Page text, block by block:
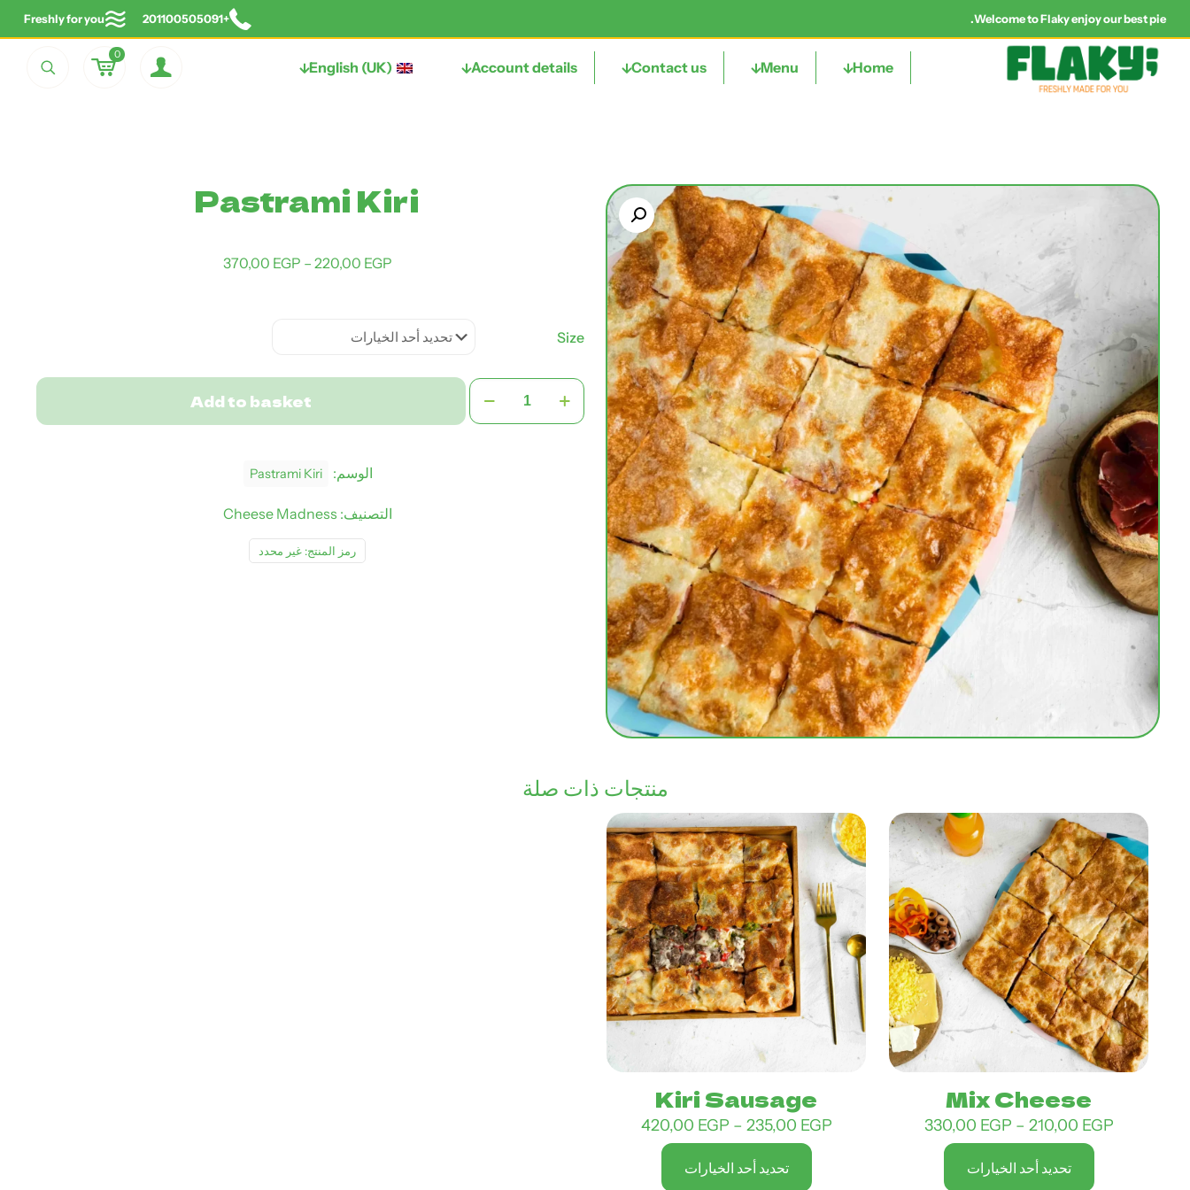
Welcome to Flaky enjoy our best pie.
+201100505091
Freshly for you
Home
Menu
Contact us
Account details
English (UK)
0
Pastrami Kiri
220,00 EGP
–
370,00 EGP
نطاق
⁦370,00 EGP⁩
Size
كمية
Pastrami
Add to basket
الوسم: Pastrami Kiri
التصنيف: Cheese Madness
رمز المنتج: غير محدد
منتجات ذات صلة
Mix Cheese
210,00 EGP
–
330,00 EGP
نطاق
تحديد أحد الخيارات
Kiri Sausage
235,00 EGP
–
420,00 EGP
نطاق
تحديد أحد الخيارات